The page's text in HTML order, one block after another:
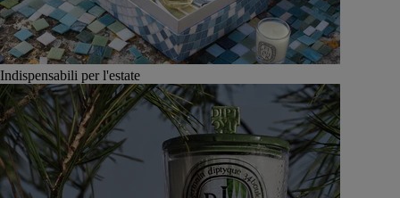
Indispensabili per l'estate